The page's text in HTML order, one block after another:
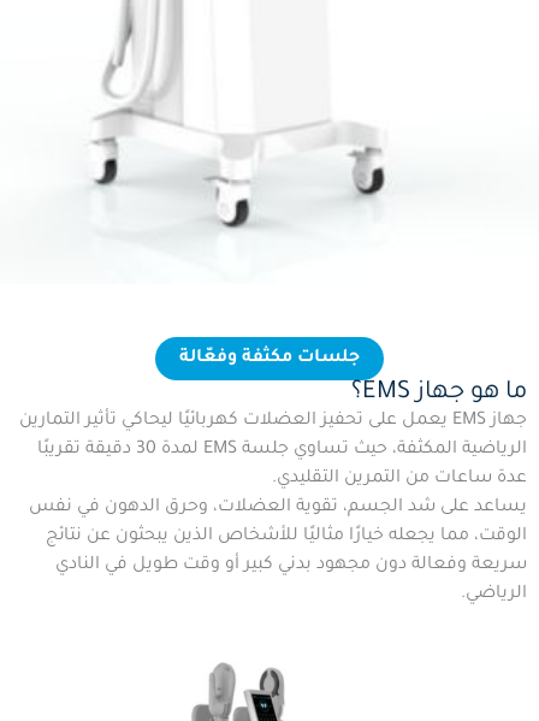
جلسات مكثفة وفعّالة
ما هو جهاز EMS؟
جهاز EMS يعمل على تحفيز العضلات كهربائيًا ليحاكي تأثير التمارين
الرياضية المكثفة، حيث تساوي جلسة EMS لمدة 30 دقيقة تقريبًا
عدة ساعات من التمرين التقليدي.
يساعد على شد الجسم، تقوية العضلات، وحرق الدهون في نفس
الوقت، مما يجعله خيارًا مثاليًا للأشخاص الذين يبحثون عن نتائج
سريعة وفعالة دون مجهود بدني كبير أو وقت طويل في النادي
الرياضي.